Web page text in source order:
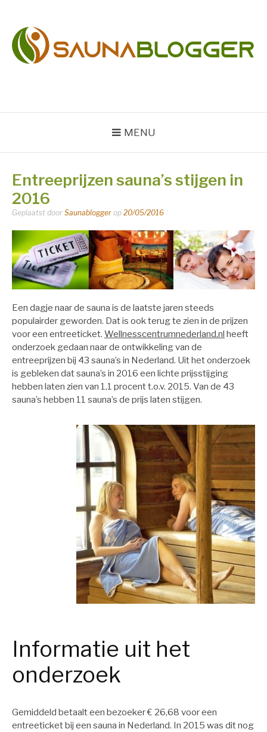
inhoud
springen
MENU
Entreeprijzen sauna’s stijgen in
2016
Geplaatst door Saunablogger op 20/05/2016
Een dagje naar de sauna is de laatste jaren steeds
populairder geworden. Dat is ook terug te zien in de prijzen
voor een entreeticket. Wellnesscentrumnederland.nl heeft
onderzoek gedaan naar de ontwikkeling van de
entreeprijzen bij 43 sauna’s in Nederland. Uit het onderzoek
is gebleken dat sauna’s in 2016 een lichte prijsstijging
hebben laten zien van 1,1 procent t.o.v. 2015. Van de 43
sauna’s hebben 11 sauna’s de prijs laten stijgen.
Informatie uit het
onderzoek
Gemiddeld betaalt een bezoeker € 26,68 voor een
entreeticket bij een sauna in Nederland. In 2015 was dit nog